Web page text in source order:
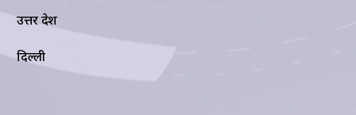
उत्तर प्रदेश
दिल्ली